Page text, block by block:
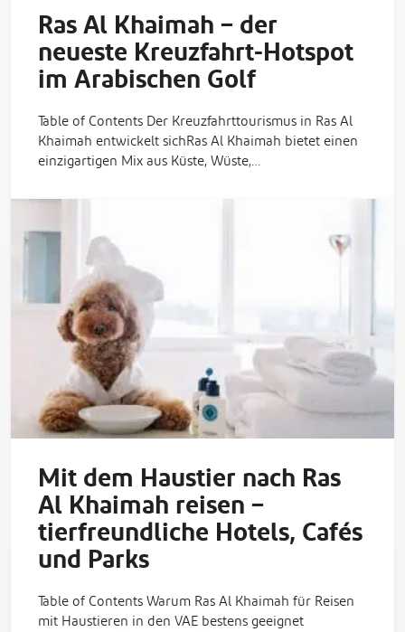
Ras Al Khaimah – der
neueste Kreuzfahrt-Hotspot
im Arabischen Golf
Table of Contents Der Kreuzfahrttourismus in Ras Al
Khaimah entwickelt sichRas Al Khaimah bietet einen
einzigartigen Mix aus Küste, Wüste,…
Mit dem Haustier nach Ras
Al Khaimah reisen –
tierfreundliche Hotels, Cafés
und Parks
Table of Contents Warum Ras Al Khaimah für Reisen
mit Haustieren in den VAE bestens geeignet